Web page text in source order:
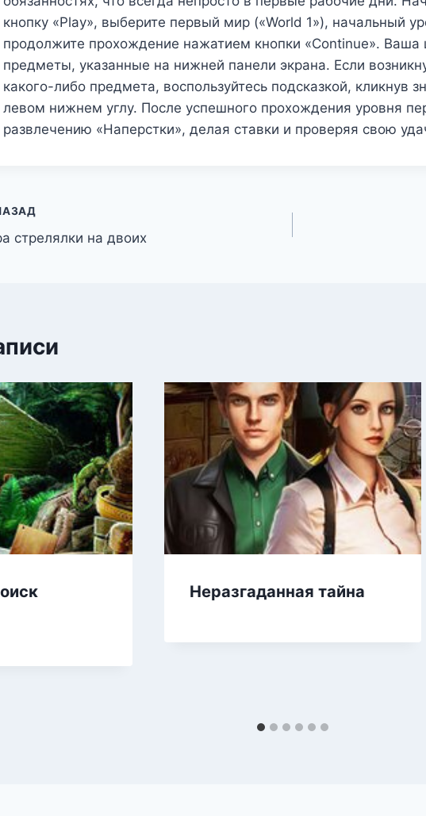
кнопку «Play», выберите первый мир («World 1»), начальный
продолжите прохождение нажатием кнопки «Continue». Ваша
предметы, указанные на нижней панели экрана. Если
какого-либо предмета, воспользуйтесь подсказкой, кликнув
левом нижнем углу. После успешного прохождения уровня
развлечению «Наперстки», делая ставки и проверяя свою
стрелялки на двоих
Неразгаданная тайна